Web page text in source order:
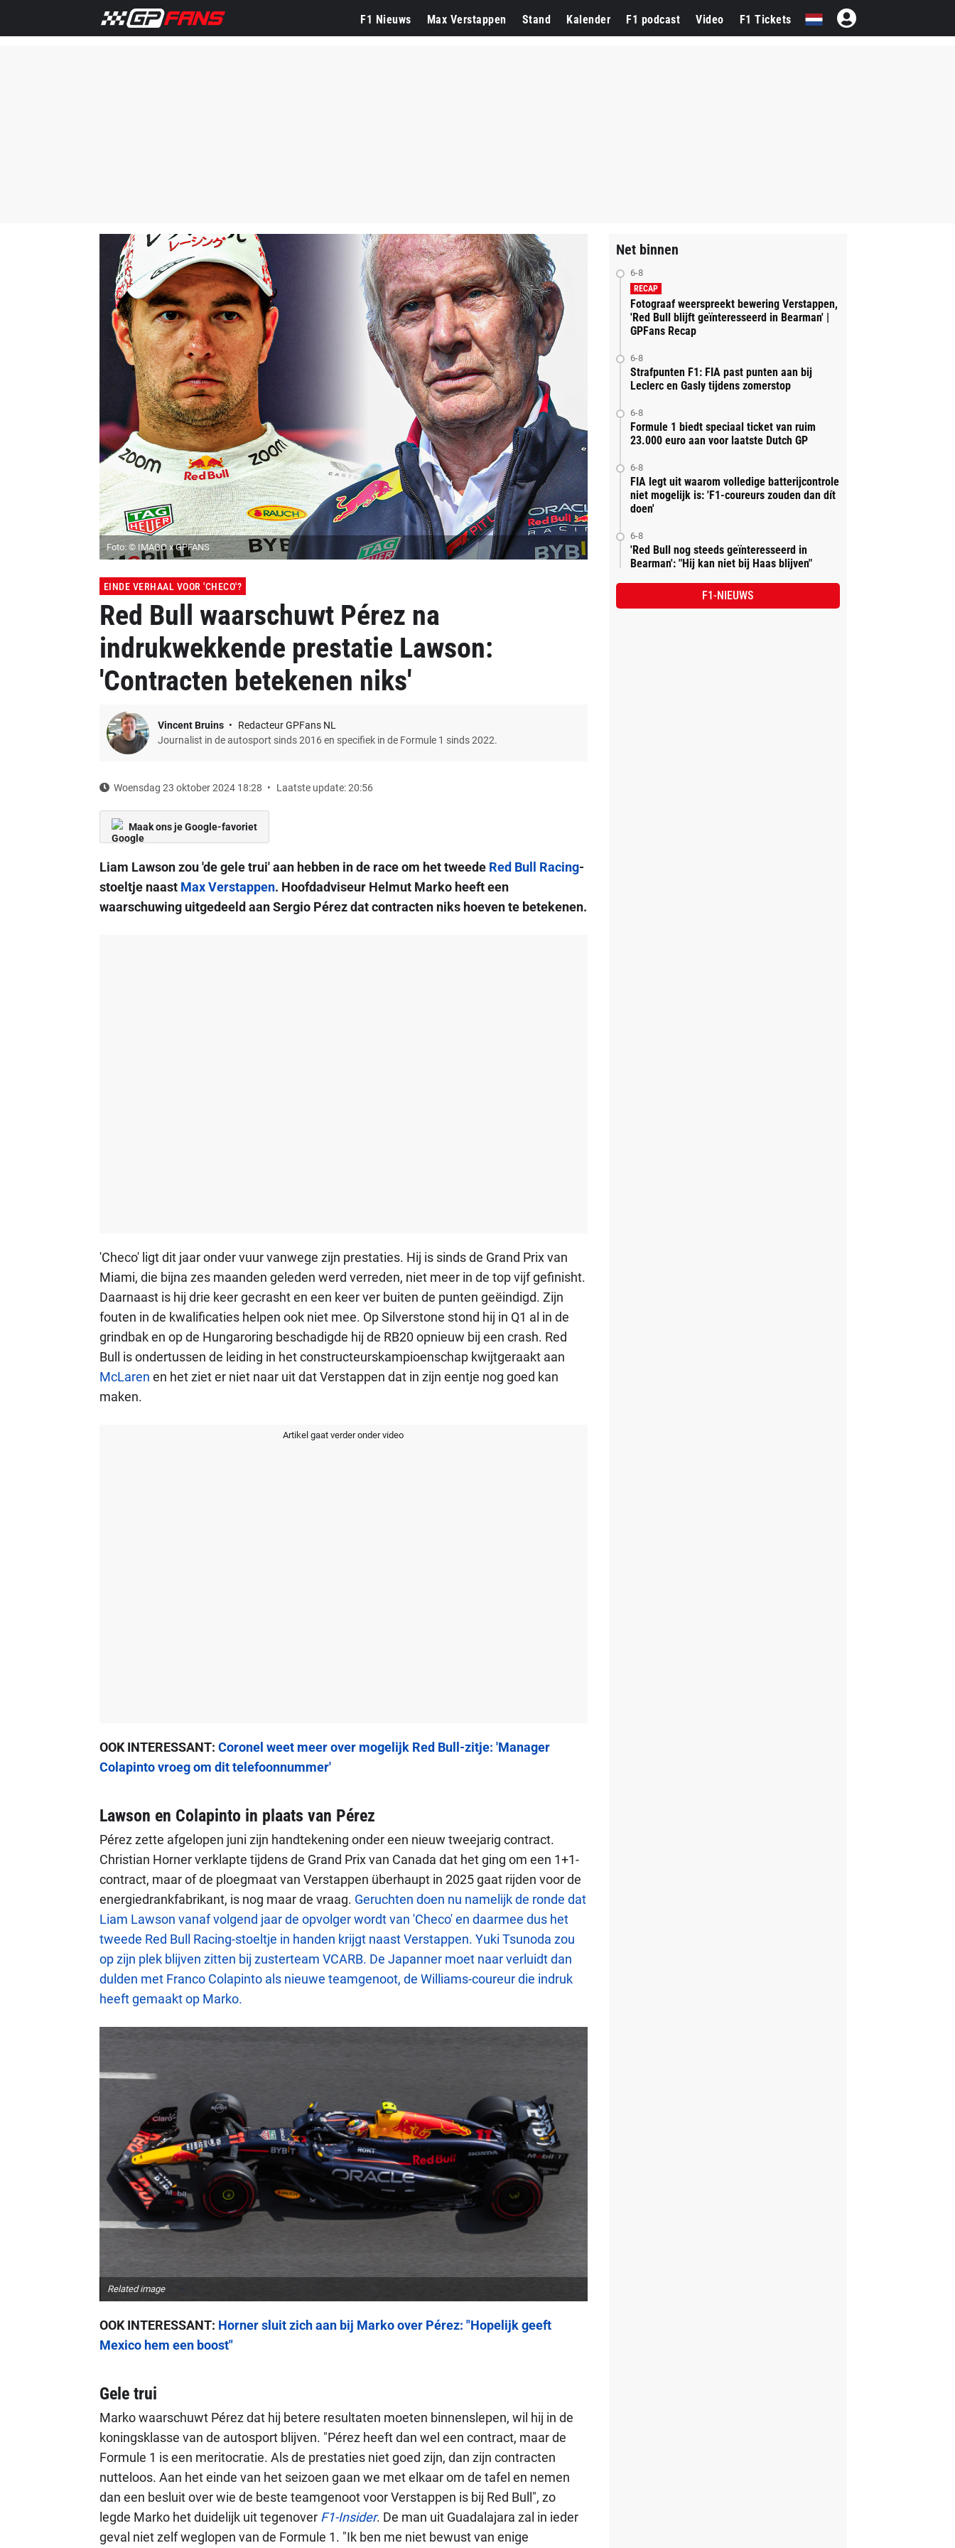
F1 Nieuws Max Verstappen Stand Kalender F1 podcast Video F1 Tickets
Foto: © IMAGO x GPFANS
EINDE VERHAAL VOOR 'CHECO'?
Red Bull waarschuwt Pérez na
indrukwekkende prestatie Lawson:
'Contracten betekenen niks'
Vincent Bruins
Redacteur GPFans NL
Journalist in de autosport sinds 2016 en specifiek in de Formule 1 sinds 2022.
Woensdag 23 oktober 2024 18:28 Laatste update: 20:56
Maak ons je Google-favoriet
Liam Lawson zou 'de gele trui' aan hebben in de race om het tweede Red Bull Racing-
stoeltje naast Max Verstappen. Hoofdadviseur Helmut Marko heeft een
waarschuwing uitgedeeld aan Sergio Pérez dat contracten niks hoeven te betekenen.
'Checo' ligt dit jaar onder vuur vanwege zijn prestaties. Hij is sinds de Grand Prix van
Miami, die bijna zes maanden geleden werd verreden, niet meer in de top vijf gefinisht.
Daarnaast is hij drie keer gecrasht en een keer ver buiten de punten geëindigd. Zijn
fouten in de kwalificaties helpen ook niet mee. Op Silverstone stond hij in Q1 al in de
grindbak en op de Hungaroring beschadigde hij de RB20 opnieuw bij een crash. Red
Bull is ondertussen de leiding in het constructeurskampioenschap kwijtgeraakt aan
McLaren en het ziet er niet naar uit dat Verstappen dat in zijn eentje nog goed kan
maken.
Artikel gaat verder onder video
OOK INTERESSANT: Coronel weet meer over mogelijk Red Bull-zitje: 'Manager
Colapinto vroeg om dit telefoonnummer'
Lawson en Colapinto in plaats van Pérez
Pérez zette afgelopen juni zijn handtekening onder een nieuw tweejarig contract.
Christian Horner verklapte tijdens de Grand Prix van Canada dat het ging om een 1+1-
contract, maar of de ploegmaat van Verstappen überhaupt in 2025 gaat rijden voor de
energiedrankfabrikant, is nog maar de vraag. Geruchten doen nu namelijk de ronde dat
Liam Lawson vanaf volgend jaar de opvolger wordt van 'Checo' en daarmee dus het
tweede Red Bull Racing-stoeltje in handen krijgt naast Verstappen. Yuki Tsunoda zou
op zijn plek blijven zitten bij zusterteam VCARB. De Japanner moet naar verluidt dan
dulden met Franco Colapinto als nieuwe teamgenoot, de Williams-coureur die indruk
heeft gemaakt op Marko.
Related image
OOK INTERESSANT: Horner sluit zich aan bij Marko over Pérez: "Hopelijk geeft
Mexico hem een boost"
Gele trui
Marko waarschuwt Pérez dat hij betere resultaten moeten binnenslepen, wil hij in de
koningsklasse van de autosport blijven. "Pérez heeft dan wel een contract, maar de
Formule 1 is een meritocratie. Als de prestaties niet goed zijn, dan zijn contracten
nutteloos. Aan het einde van het seizoen gaan we met elkaar om de tafel en nemen
dan een besluit over wie de beste teamgenoot voor Verstappen is bij Red Bull", zo
legde Marko het duidelijk uit tegenover F1-Insider. De man uit Guadalajara zal in ieder
geval niet zelf weglopen van de Formule 1. "Ik ben me niet bewust van enige
Net binnen
6-8
RECAP
Fotograaf weerspreekt bewering Verstappen,
'Red Bull blijft geïnteresseerd in Bearman' |
GPFans Recap
6-8
Strafpunten F1: FIA past punten aan bij
Leclerc en Gasly tijdens zomerstop
6-8
Formule 1 biedt speciaal ticket van ruim
23.000 euro aan voor laatste Dutch GP
6-8
FIA legt uit waarom volledige batterijcontrole
niet mogelijk is: 'F1-coureurs zouden dan dít
doen'
6-8
'Red Bull nog steeds geïnteresseerd in
Bearman': "Hij kan niet bij Haas blijven"
F1-NIEUWS